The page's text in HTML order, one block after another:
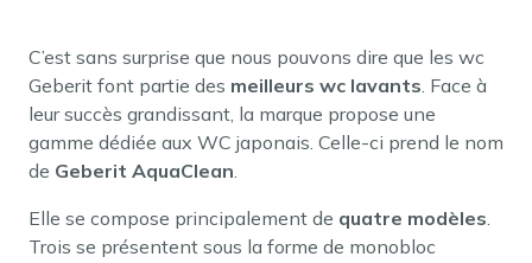
C’est sans surprise que nous pouvons dire que les wc
Geberit font partie des meilleurs wc lavants . Face à
leur succès grandissant, la marque propose une
gamme dédiée aux WC japonais. Celle-ci prend le nom
de Geberit AquaClean
Elle se compose principalement de quatre modèles
Trois se présentent sous la forme de monobloc